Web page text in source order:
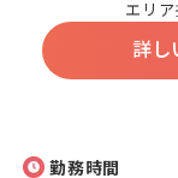
エリ
詳し
勤務時間